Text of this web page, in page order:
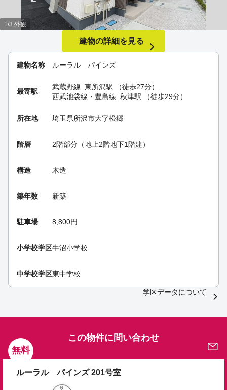
建物名称 ルーラル パインズ
最寄駅
武蔵野線 東所沢駅 （徒歩27分）
西武池袋線・豊島線 秋津駅 （徒歩29分）
所在地 埼玉県所沢市大字松郷
階層 2階部分（地上2階地下1階建）
構造 木造
築年数 新築
駐車場 8,800円
小学校学区牛沼小学校
中学校学区東中学校
1/3 外観
建物の詳細を見る
学区データについて
無料
この物件に問い合わせ
ルーラル パインズ 201号室